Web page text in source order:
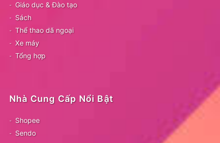
Giáo dục & Đào tạo
Sách
Thể thao dã ngoại
Xe máy
Tổng hợp
Nhà Cung Cấp Nổi Bật
Shopee
Sendo